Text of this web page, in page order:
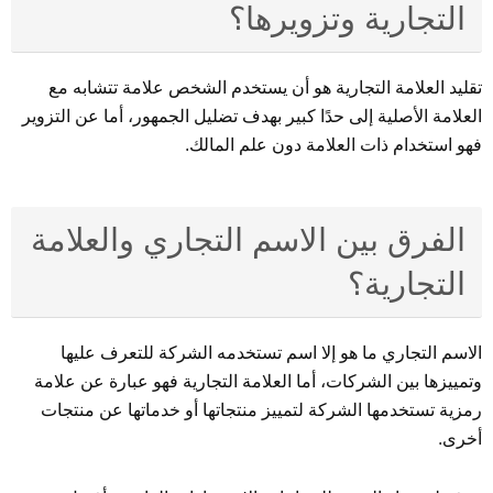
التجارية وتزويرها؟
تقليد العلامة التجارية هو أن يستخدم الشخص علامة تتشابه مع
العلامة الأصلية إلى حدًا كبير بهدف تضليل الجمهور، أما عن التزوير
فهو استخدام ذات العلامة دون علم المالك.
الفرق بين الاسم التجاري والعلامة
التجارية؟
الاسم التجاري ما هو إلا اسم تستخدمه الشركة للتعرف عليها
وتمييزها بين الشركات، أما العلامة التجارية فهو عبارة عن علامة
رمزية تستخدمها الشركة لتمييز منتجاتها أو خدماتها عن منتجات
أخرى.